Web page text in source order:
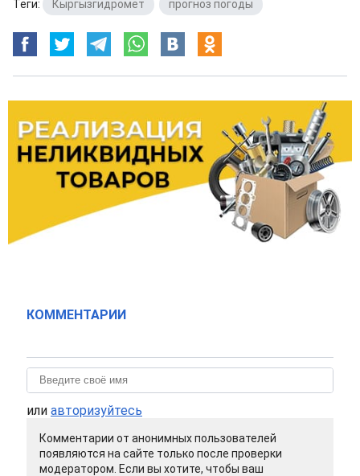
Теги: Кыргызгидромет прогноз погоды
КОММЕНТАРИИ
или авторизуйтесь
Комментарии от анонимных пользователей
появляются на сайте только после проверки
модератором. Если вы хотите, чтобы ваш